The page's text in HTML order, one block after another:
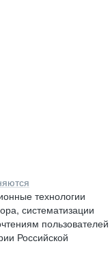
технологии
систематизации
пользователей
Российской